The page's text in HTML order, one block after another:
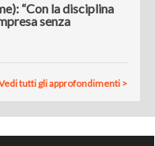
“Con la disciplina
senza
tutti gli approfondimenti >